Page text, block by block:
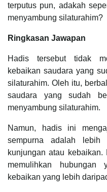
terputus pun, adakah
menyambung silaturahim?
Ringkasan Jawapan
Hadis tersebut tidak
kebaikan saudara yang
silaturahim. Oleh itu,
saudara yang sudah
menyambung silaturahim.
Namun, hadis ini
sempurna adalah lebih
kunjungan atau
memulihkan hubungan
kebaikan yang lebih